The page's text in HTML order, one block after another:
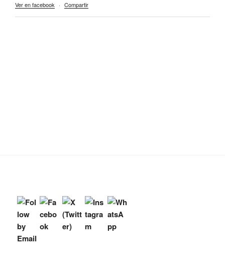
Ver en facebook · Compartir